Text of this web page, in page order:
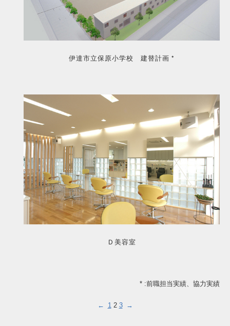
伊達市立保原小学校 建替計画 *
Ｄ美容室
* :前職担当実績、協力実績
← 1 2 3 →